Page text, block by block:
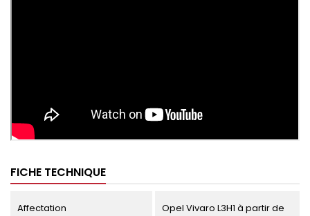
FICHE TECHNIQUE
Affectation
Opel Vivaro L3H1 à partir de